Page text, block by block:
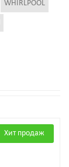
WHIRLPOOL
Хит продаж